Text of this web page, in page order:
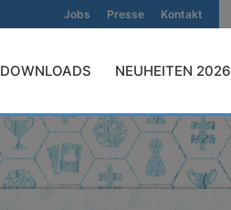
Jobs Presse Kontakt
DOWNLOADS NEUHEITEN 2026